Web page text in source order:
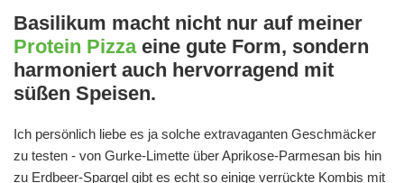
Basilikum macht nicht nur auf meiner
Protein Pizzaeine gute Form, sondern
harmoniert auch hervorragend mit
süßen Speisen.
Ich persönlich liebe es ja solche extravaganten Geschmäcker
zu testen - von Gurke-Limette über Aprikose-Parmesan bis hin
zu Erdbeer-Spargel gibt es echt so einige verrückte Kombis mit